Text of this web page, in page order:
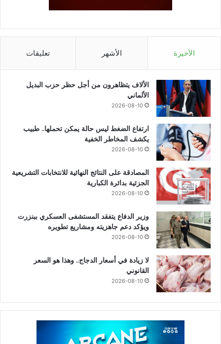
الأخيرة الأشهر تعليقات
الألاف يتظاهرون من أجل حظر حزب البديل
الألماني
2026-08-10
ارتفاع الضغط ليس حالة يمكن تحملها.. طبيب
يكشف المخاطر الخفية
2026-08-10
المصادقة على النتائج النهائية للانتخابات التشريعية
الجزئية بدائرة الكبارية
2026-08-10
وزير الدفاع يتفقد المستشفى العسكري ببنزرت
ويؤكد دعم جاهزيته ومشاريع تطويره
2026-08-10
لا زيادة في أسعار الدجاج.. وهذا هو السعر
القانوني
2026-08-10